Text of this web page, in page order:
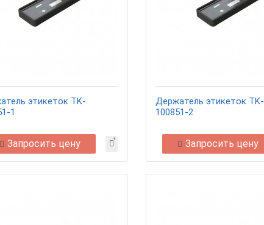
этикеток TK-
1
Запросить цену
Держатель этикеток TK-
100851-2
Запросить цену